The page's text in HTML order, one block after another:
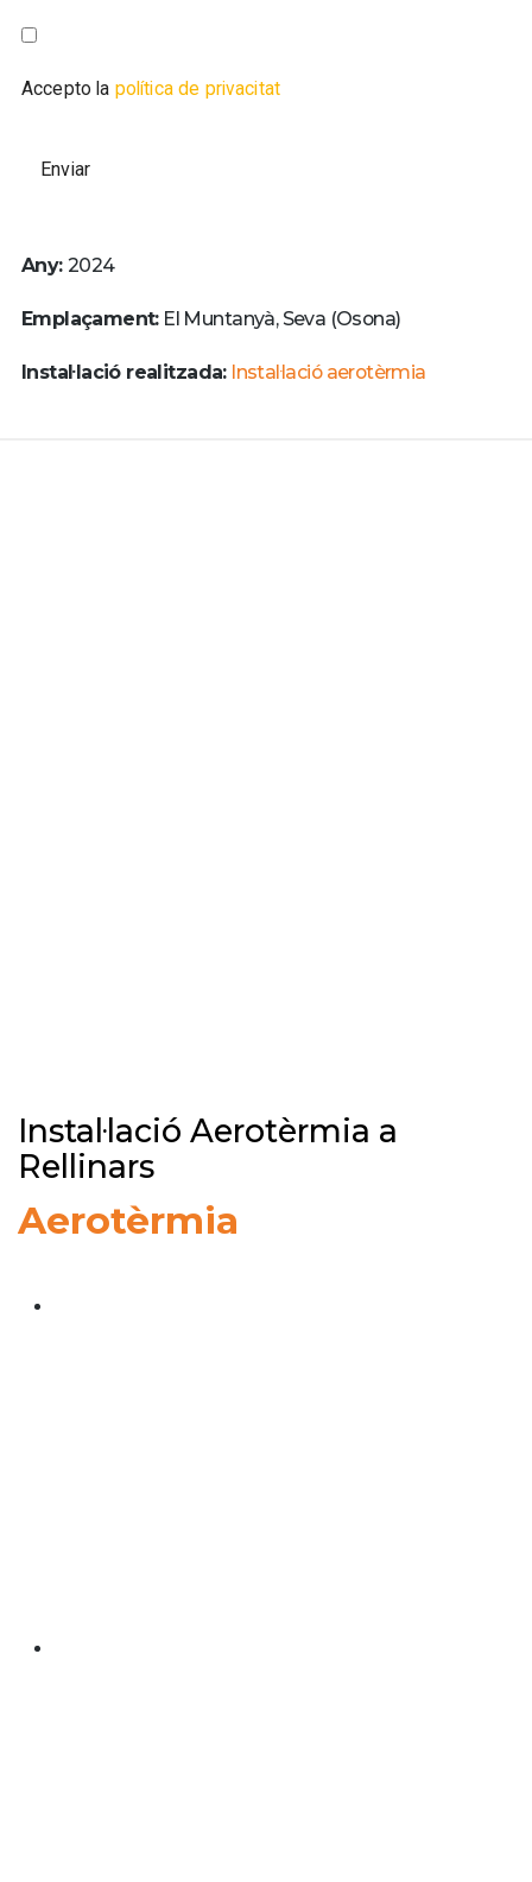
Accepto la política de privacitat
Any: 2024
Emplaçament:El Muntanyà, Seva (Osona)
Instal·lació realitzada: Instal·lació aerotèrmia
Instal·lació Aerotèrmia a
Rellinars
Aerotèrmia